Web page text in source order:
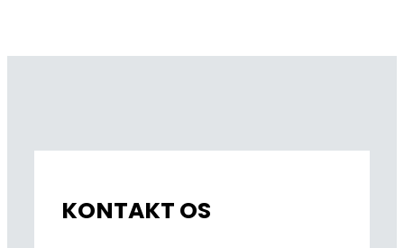
KONTAKT OS